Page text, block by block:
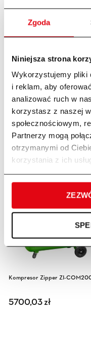
Zgoda
Niniejsza strona
Wykorzystujemy pliki
i reklam, aby
analizować ruch w
korzystasz z naszej
społecznościowym,
Partnerzy mogą
otrzymanymi od
korzystania z ich
Sprężarka tłokowa AC31 E100T
Copco Automan
4460,03zł
Kompresor Zipper ZI-
5700,03zł